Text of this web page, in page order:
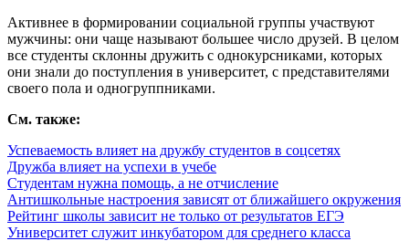
Активнее в формировании социальной группы участвуют
мужчины: они чаще называют большее число друзей. В целом
все студенты склонны дружить с однокурсниками, которых
они знали до поступления в университет, с представителями
своего пола и одногруппниками.
См. также:
Успеваемость влияет на дружбу студентов в соцсетях
Дружба влияет на успехи в учебе
Студентам нужна помощь, а не отчисление
Антишкольные настроения зависят от ближайшего окружения
Рейтинг школы зависит не только от результатов ЕГЭ
Университет служит инкубатором для среднего класса